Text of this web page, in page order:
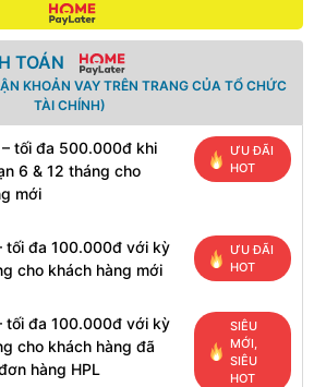
TOÁN
KHOẢN VAY TRÊN TRANG CỦA TỔ CHỨC
TÀI CHÍNH)
– tối đa 500.000đ khi
6 & 12 tháng cho
mới
ƯU ĐÃI
HOT
tối đa 100.000đ với kỳ
cho khách hàng mới
ƯU ĐÃI
HOT
tối đa 100.000đ với kỳ
cho khách hàng đã
hàng HPL
SIÊU
MỚI,
SIÊU
HOT